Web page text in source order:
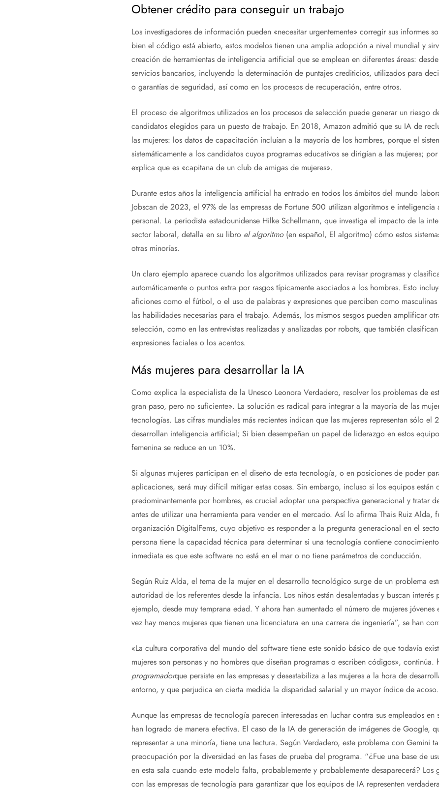
Obtener crédito para conseguir un trabajo
Los investigadores de información pueden «necesitar urgentemente» corregir sus informes
bien el código está abierto, estos modelos tienen una amplia adopción a nivel mundial y
creación de herramientas de inteligencia artificial que se emplean en diferentes áreas:
servicios bancarios, incluyendo la determinación de puntajes crediticios, utilizados para
o garantías de seguridad, así como en los procesos de recuperación, entre otros.
El proceso de algoritmos utilizados en los procesos de selección puede generar un riesgo
candidatos elegidos para un puesto de trabajo. En 2018, Amazon admitió que su IA de
las mujeres: los datos de capacitación incluían a la mayoría de los hombres, porque el
sistemáticamente a los candidatos cuyos programas educativos se dirigían a las mujeres;
explica que es «capitana de un club de amigas de mujeres».
Durante estos años la inteligencia artificial ha entrado en todos los ámbitos del mundo
Jobscan de 2023, el 97% de las empresas de Fortune 500 utilizan algoritmos e
personal. La periodista estadounidense Hilke Schellmann, que investiga el impacto de la
sector laboral, detalla en su libro el algoritmo(en español, El algoritmo) cómo estos
otras minorías.
Un claro ejemplo aparece cuando los algoritmos utilizados para revisar programas y
automáticamente o puntos extra por rasgos típicamente asociados a los hombres. Esto
aficiones como el fútbol, ​​o el uso de palabras y expresiones que perciben como
las habilidades necesarias para el trabajo. Además, los mismos sesgos pueden amplificar
selección, como en las entrevistas realizadas y analizadas por robots, que también
expresiones faciales o los acentos.
Más mujeres para desarrollar la IA
Como explica la especialista de la Unesco Leonora Verdadero, resolver los problemas de
gran paso, pero no suficiente». La solución es radical para integrar a la mayoría de las
tecnologías. Las cifras mundiales más recientes indican que las mujeres representan sólo el
desarrollan inteligencia artificial; Si bien desempeñan un papel de liderazgo en estos
femenina se reduce en un 10%.
Si algunas mujeres participan en el diseño de esta tecnología, o en posiciones de poder
aplicaciones, será muy difícil mitigar estas cosas. Sin embargo, incluso si los equipos están
predominantemente por hombres, es crucial adoptar una perspectiva generacional y tratar
antes de utilizar una herramienta para vender en el mercado. Así lo afirma Thais Ruiz Alda,
organización DigitalFems, cuyo objetivo es responder a la pregunta generacional en el
persona tiene la capacidad técnica para determinar si una tecnología contiene
inmediata es que este software no está en el mar o no tiene parámetros de conducción.
Según Ruiz Alda, el tema de la mujer en el desarrollo tecnológico surge de un problema
autoridad de los referentes desde la infancia. Los niños están desalentadas y buscan interés
ejemplo, desde muy temprana edad. Y ahora han aumentado el número de mujeres jóvenes
vez hay menos mujeres que tienen una licenciatura en una carrera de ingeniería”, se han
«La cultura corporativa del mundo del software tiene este sonido básico de que todavía
mujeres son personas y no hombres que diseñan programas o escriben códigos», continúa.
programadorque persiste en las empresas y desestabiliza a las mujeres a la hora de
entorno, y que perjudica en cierta medida la disparidad salarial y un mayor índice de acoso.
Aunque las empresas de tecnología parecen interesadas en luchar contra sus empleados
han logrado de manera efectiva. El caso de la IA de generación de imágenes de Google,
representar a una minoría, tiene una lectura. Según Verdadero, este problema con Gemini
preocupación por la diversidad en las fases de prueba del programa. “¿Fue una base de
en esta sala cuando este modelo falta, probablemente y probablemente desaparecerá? Los
con las empresas de tecnología para garantizar que los equipos de IA representen